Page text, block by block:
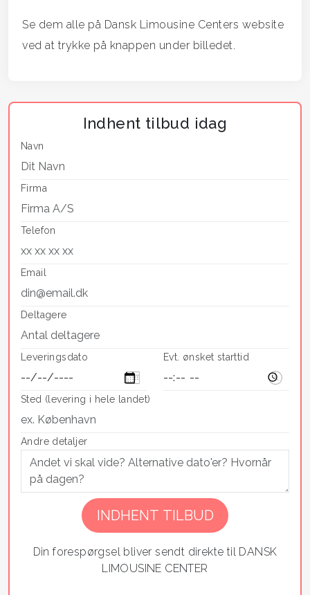
Se dem alle på Dansk Limousine Centers website
ved at trykke på knappen under billedet.
Indhent tilbud idag
Navn
Firma
Telefon
Email
Deltagere
Leveringsdato Evt. ønsket starttid
Sted (levering i hele landet)
Andre detaljer
Din forespørgsel bliver sendt direkte til DANSK
LIMOUSINE CENTER